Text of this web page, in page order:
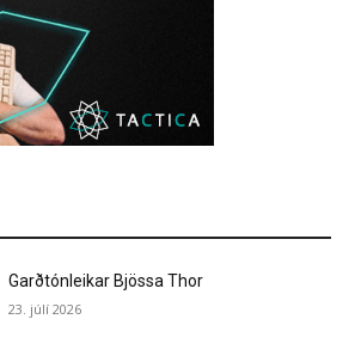
Garðtónleikar Bjössa Thor
23. júlí 2026